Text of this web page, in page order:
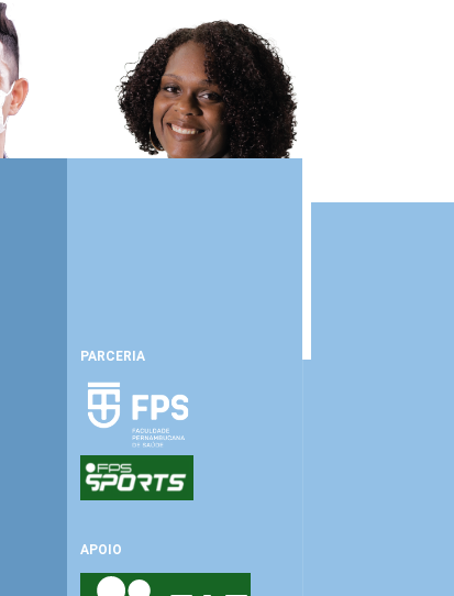
PARCERIA
APOIO